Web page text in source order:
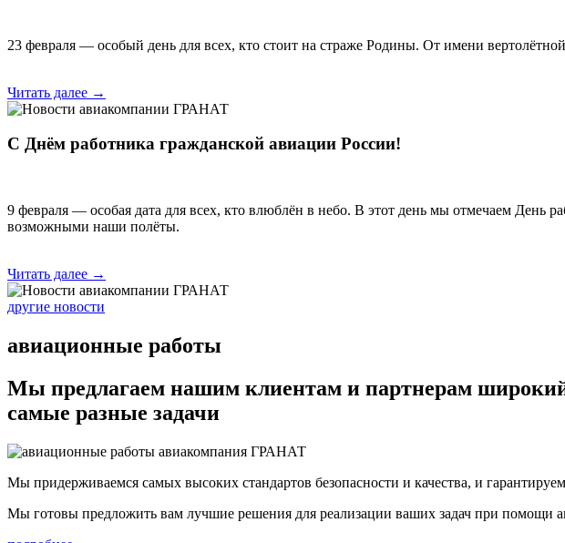
23 февраля — особый день для всех, кто стоит на страже Родины. От имени
Читать далее →
С Днём работника гражданской авиации России!
9 февраля — особая дата для всех, кто влюблён в небо. В этот день мы отмечаем День
возможными наши полёты.
Читать далее →
другие новости
авиационные работы
Мы предлагаем нашим клиентам и партнерам
самые разные задачи
Мы придерживаемся самых высоких стандартов безопасности и качества, и
Мы готовы предложить вам лучшие решения для реализации ваших задач при помощи